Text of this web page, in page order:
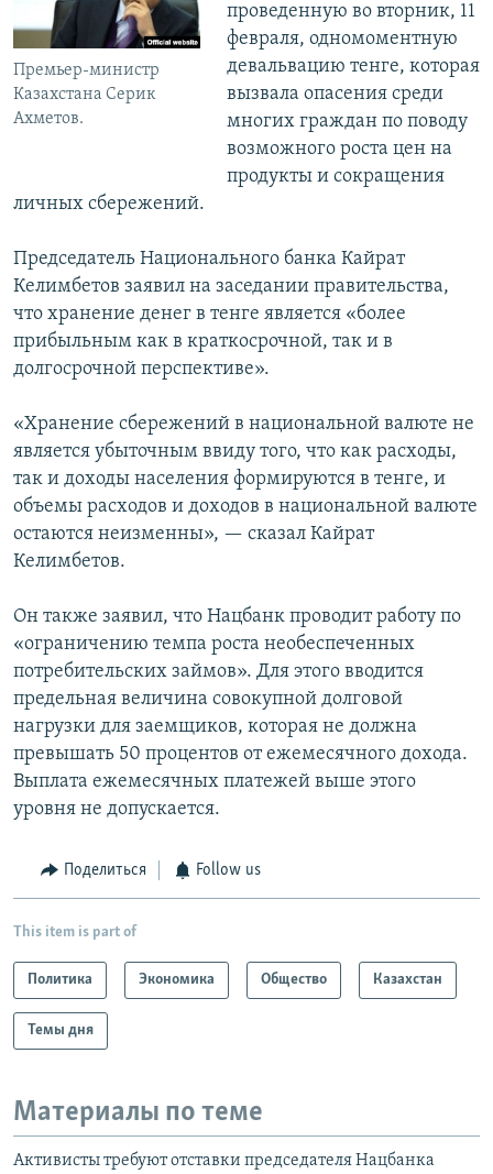
Премьер-министр
Казахстана Серик
Ахметов.
проведенную во вторник, 11
февраля, одномоментную
девальвацию тенге, которая
вызвала опасения среди
многих граждан по поводу
возможного роста цен на
продукты и сокращения
личных сбережений.
Председатель Национального банка Кайрат
Келимбетов заявил на заседании правительства,
что хранение денег в тенге является «более
прибыльным как в краткосрочной, так и в
долгосрочной перспективе».
«Хранение сбережений в национальной валюте не
является убыточным ввиду того, что как расходы,
так и доходы населения формируются в тенге, и
объемы расходов и доходов в национальной валюте
остаются неизменны», — сказал Кайрат
Келимбетов.
Он также заявил, что Нацбанк проводит работу по
«ограничению темпа роста необеспеченных
потребительских займов». Для этого вводится
предельная величина совокупной долговой
нагрузки для заемщиков, которая не должна
превышать 50 процентов от ежемесячного дохода.
Выплата ежемесячных платежей выше этого
уровня не допускается.
Поделиться Follow us
This item is part of
Политика Экономика Общество Казахстан
Темы дня
Материалы по теме
Активисты требуют отставки председателя Нацбанка